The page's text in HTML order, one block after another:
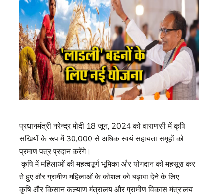
प्रधानमंत्री नरेन्द्र मोदी 18 जून, 2024 को वाराणसी में कृषि
सखियों के रूप में 30,000 से अधिक स्वयं सहायता समूहों को
प्रमाण पत्र प्रदान करेंगे।
कृषि में महिलाओं की महत्वपूर्ण भूमिका और योगदान को महसूस कर
ते हुए और ग्रामीण महिलाओं के कौशल को बढ़ावा देने के लिए ,
कृषि और किसान कल्याण मंत्रालय और ग्रामीण विकास मंत्रालय